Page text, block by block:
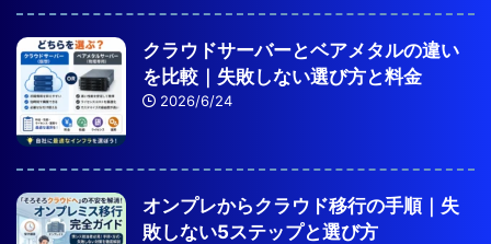
クラウドサーバーとベアメタルの違い
を比較｜失敗しない選び方と料金
2026/6/24
オンプレからクラウド移行の手順｜失
敗しない5ステップと選び方